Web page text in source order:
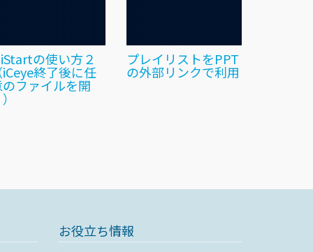
の使い方２
iCeye終了後に任
のファイルを開
プレイリストをPPT
の外部リンクで利用
お役立ち情報